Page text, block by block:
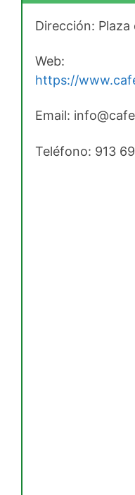
Dirección: Plaza
Web:
https://
Email:
Teléfono: 913